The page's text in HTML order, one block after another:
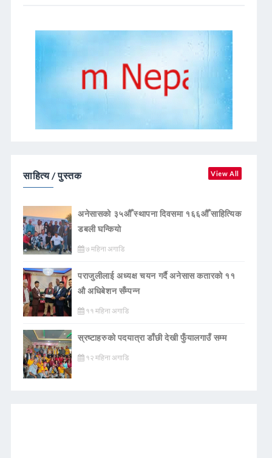
साहित्य / पुस्तक View All
अनेसासको ३५औँ स्थापना दिवसमा १६६औँ साहित्यिक
डबली घन्कियाे
७ महिना अगाडि
पराजुलीलाई अध्यक्ष चयन गर्दै अनेसास कतारको ११
औ अधिबेशन सँम्पन्न
११ महिना अगाडि
स्रष्टाहरुको पदयात्रा डाँछी देखी फुँयालगाउँ सम्म
१२ महिना अगाडि